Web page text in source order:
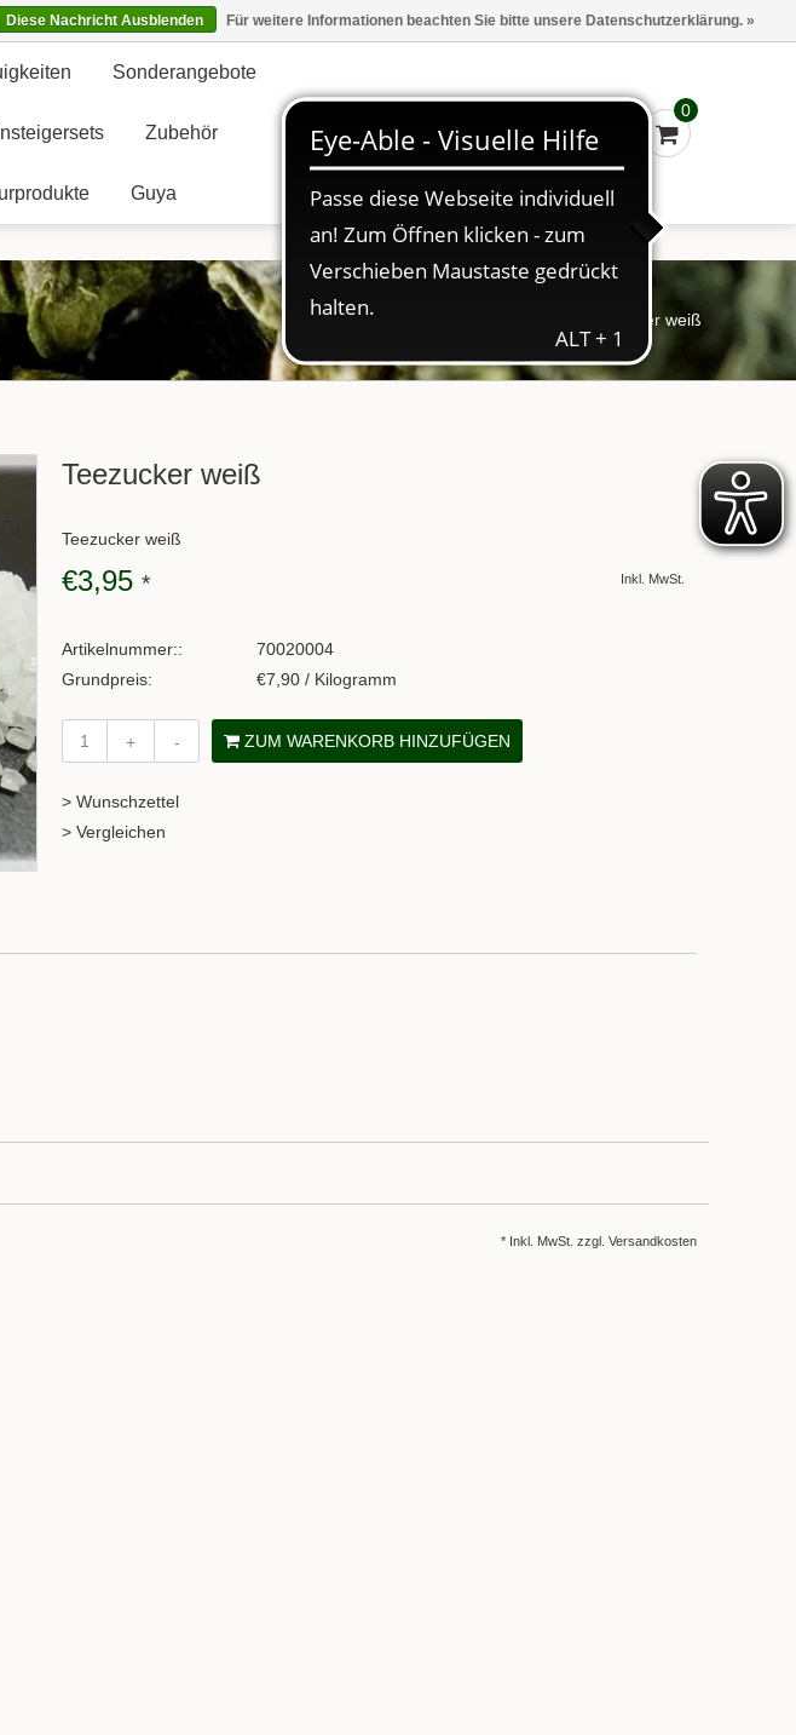
Marken Kasse - €0,00 Anmelden
Sonderangebote
Zubehör
Guya
0
Startseite Teezucker weiß
Teezucker weiß
Teezucker weiß
€3,95 * Inkl. MwSt.
Artikelnummer::
70020004
Grundpreis:
€7,90 / Kilogramm
+ - ZUM WARENKORB HINZUFÜGEN
> Wunschzettel
> Vergleichen
* Inkl. MwSt. zzgl. Versandkosten
Diese Nachricht Ausblenden Für weitere Informationen beachten Sie bitte unsere Datenschutzerklärung. »